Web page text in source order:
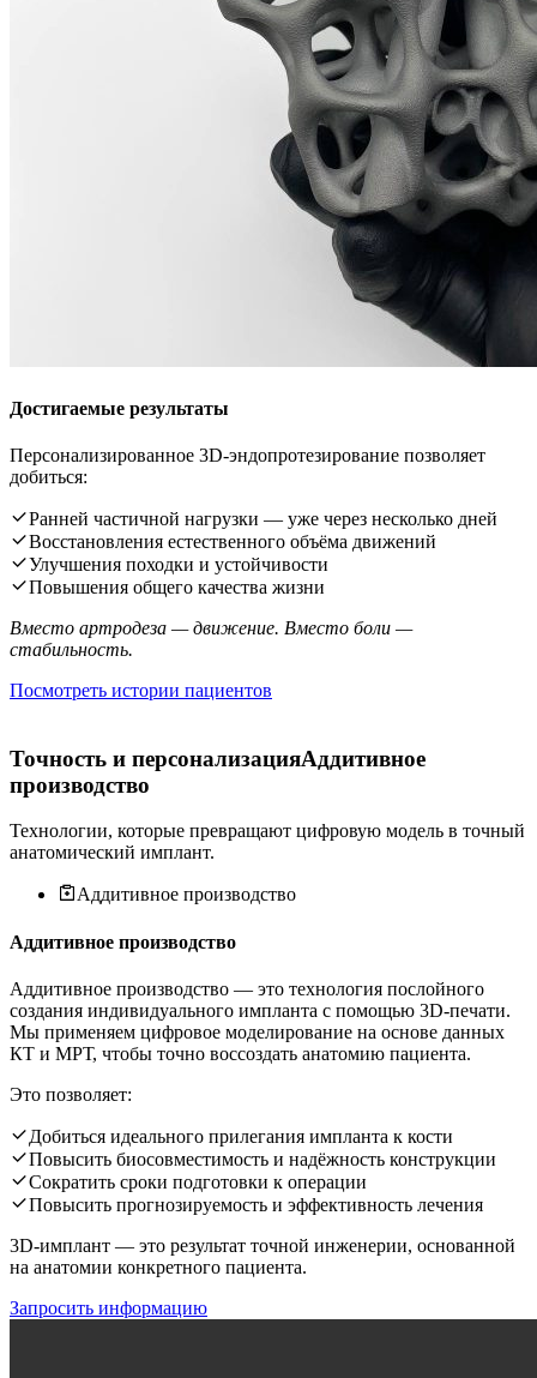
Достигаемые результаты
Персонализированное 3D-эндопротезирование позволяет
добиться:
Ранней частичной нагрузки — уже через несколько дней
Восстановления естественного объёма движений
Улучшения походки и устойчивости
Повышения общего качества жизни
Вместо артродеза — движение. Вместо боли —
стабильность.
Посмотреть истории пациентов
Точность и персонализацияАддитивное
производство
Технологии, которые превращают цифровую модель в точный
анатомический имплант.
Аддитивное производство
Аддитивное производство
Аддитивное производство — это технология послойного
создания индивидуального импланта с помощью 3D-печати.
Мы применяем цифровое моделирование на основе данных
КТ и МРТ, чтобы точно воссоздать анатомию пациента.
Это позволяет:
Добиться идеального прилегания импланта к кости
Повысить биосовместимость и надёжность конструкции
Сократить сроки подготовки к операции
Повысить прогнозируемость и эффективность лечения
3D-имплант — это результат точной инженерии, основанной
на анатомии конкретного пациента.
Запросить информацию